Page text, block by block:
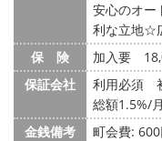
安心のオー
利な立地☆
保 険
加入要
保証会社
利用必須
総額1.5%/月
金銭備考
町会費: